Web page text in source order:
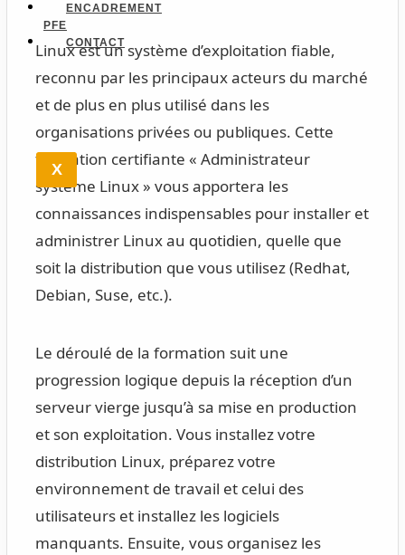
ENCADREMENT
PFE
CONTACT
X
Linux est un système d’exploitation fiable,
reconnu par les principaux acteurs du marché
et de plus en plus utilisé dans les
organisations privées ou publiques. Cette
formation certifiante « Administrateur
système Linux » vous apportera les
connaissances indispensables pour installer et
administrer Linux au quotidien, quelle que
soit la distribution que vous utilisez (Redhat,
Debian, Suse, etc.).
Le déroulé de la formation suit une
progression logique depuis la réception d’un
serveur vierge jusqu’à sa mise en production
et son exploitation. Vous installez votre
distribution Linux, préparez votre
environnement de travail et celui des
utilisateurs et installez les logiciels
manquants. Ensuite, vous organisez les